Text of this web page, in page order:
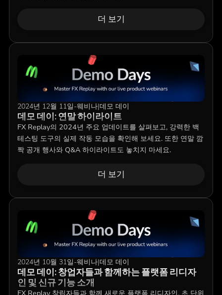
더 보기
2024년 12월 11일-웨비나|데모 데이
데모 데이: 연말 하이라이트
FX Replay의 2024년 주요 업데이트를 살펴보고, 강력한 백
테스팅 도구의 실제 작동 모습을 확인해 보세요. 또한 연말 깜
짝 공개 행사와 Q&A 하이라이트도 놓치지 마세요.
더 보기
2024년 10월 31일-웨비나|데모 데이
데모 데이: 창업자들과 함께하는 플랫폼 리디자
인 및 신규 기능 소개
FX Replay 창립자들과 함께 새로운 플랫폼 리디자인, 초 단위